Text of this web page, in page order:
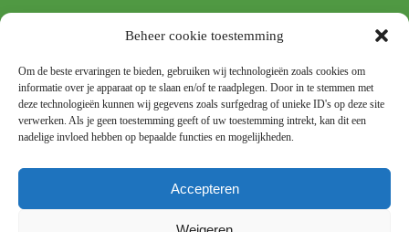
Beheer cookie toestemming
Om de beste ervaringen te bieden, gebruiken wij technologieën zoals cookies om
informatie over je apparaat op te slaan en/of te raadplegen. Door in te stemmen met
deze technologieën kunnen wij gegevens zoals surfgedrag of unieke ID's op deze site
verwerken. Als je geen toestemming geeft of uw toestemming intrekt, kan dit een
nadelige invloed hebben op bepaalde functies en mogelijkheden.
Accepteren
Wie zien we vanmiddag bij Tim Akkerman?
Snel naar
Presentaties
Contact